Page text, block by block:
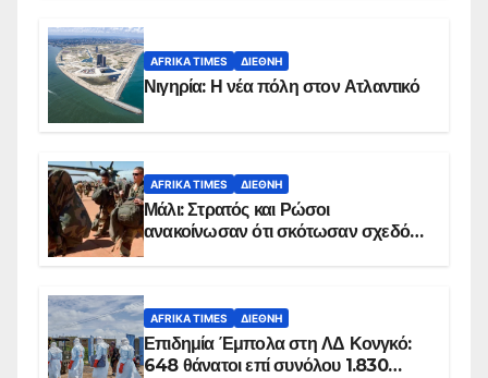
AFRIKA TIMES ΔΙΕΘΝΉ
Νιγηρία: Η νέα πόλη στον Ατλαντικό
AFRIKA TIMES ΔΙΕΘΝΉ
Μάλι: Στρατός και Ρώσοι
ανακοίνωσαν ότι σκότωσαν σχεδόν
AFRIKA TIMES ΔΙΕΘΝΉ
Επιδημία Έμπολα στη ΛΔ Κονγκό:
648 θάνατοι επί συνόλου 1.830